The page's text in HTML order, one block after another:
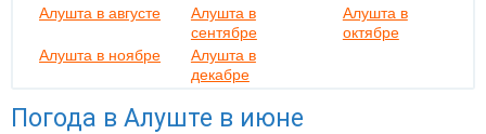
Алушта в августе
Алушта в
сентябре
Алушта в
октябре
Алушта в ноябре
Алушта в
декабре
Погода в Алуште в июне